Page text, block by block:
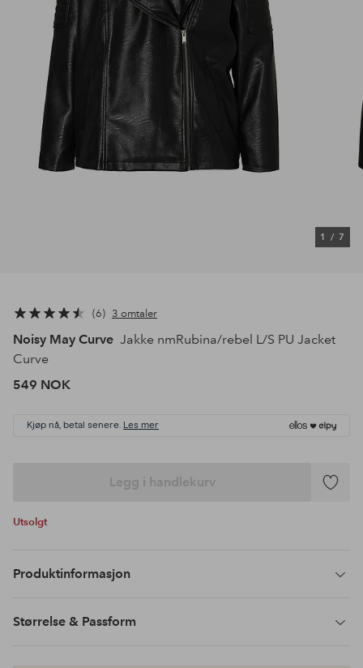
1 / 7
6 3 omtaler
Noisy May Curve Jakke nmRubina/rebel L/S PU Jacket
Curve
549 NOK
Kjøp nå, betal senere. Les mer
Legg i handlekurv
Legg
Utsolgt
Produktinformasjon
Størrelse & Passform